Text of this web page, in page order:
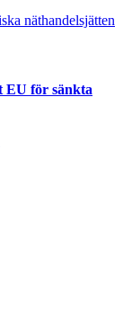
näthandelsjätten
EU för sänkta